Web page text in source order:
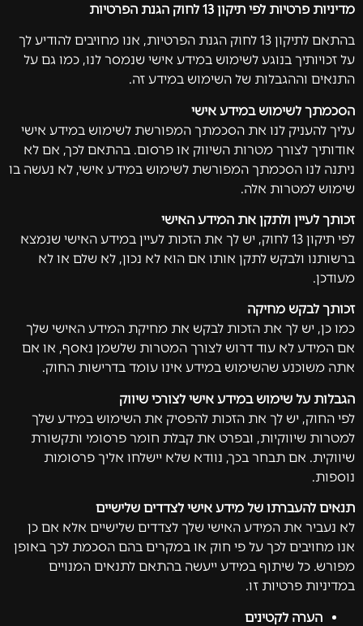
מדיניות פרטיות לפי תיקון 13 לחוק הגנת הפרטיות
בהתאם לתיקון 13 לחוק הגנת הפרטיות, אנו מחויבים להודיע לך
על זכויותיך בנוגע לשימוש במידע אישי שנמסר לנו, כמו גם על
התנאים וההגבלות של השימוש במידע זה.
הסכמתך לשימוש במידע אישי
עליך להעניק לנו את הסכמתך המפורשת לשימוש במידע אישי
אודותיך לצורך מטרות השיווק או פרסום. בהתאם לכך, אם לא
ניתנה לנו הסכמתך המפורשת לשימוש במידע אישי, לא נעשה בו
שימוש למטרות אלה.
זכותך לעיין ולתקן את המידע האישי
לפי תיקון 13 לחוק, יש לך את הזכות לעיין במידע האישי שנמצא
ברשותנו ולבקש לתקן אותו אם הוא לא נכון, לא שלם או לא
מעודכן.
זכותך לבקש מחיקה
כמו כן, יש לך את הזכות לבקש את מחיקת המידע האישי שלך
אם המידע לא עוד דרוש לצורך המטרות שלשמן נאסף, או אם
אתה משוכנע שהשימוש במידע אינו עומד בדרישות החוק.
הגבלות על שימוש במידע אישי לצורכי שיווק
לפי החוק, יש לך את הזכות להפסיק את השימוש במידע שלך
למטרות שיווקיות, ובפרט את קבלת חומר פרסומי ותקשורת
שיווקית. אם תבחר בכך, נוודא שלא יישלחו אליך פרסומות
נוספות.
תנאים להעברתו של מידע אישי לצדדים שלישיים
לא נעביר את המידע האישי שלך לצדדים שלישיים אלא אם כן
אנו מחויבים לכך על פי חוק או במקרים בהם הסכמת לכך באופן
מפורש. כל שיתוף במידע ייעשה בהתאם לתנאים המנויים
במדיניות פרטיות זו.
הערה לקטינים